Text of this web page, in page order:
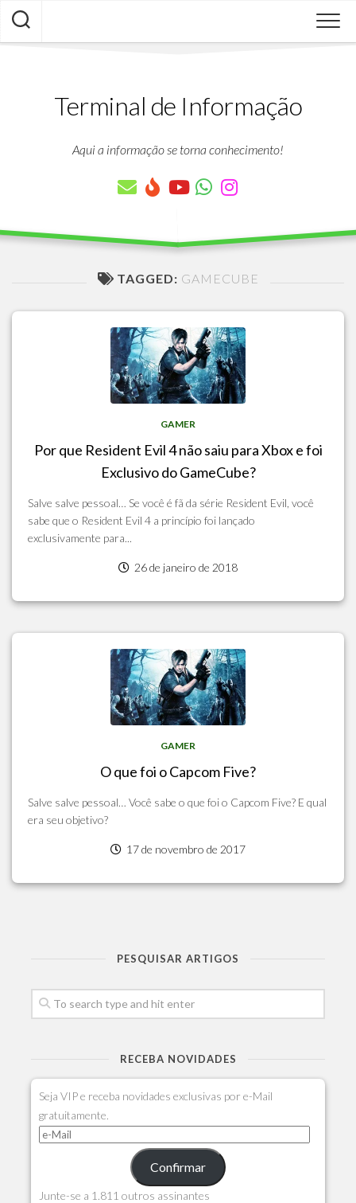
Skip
content
Terminal de Informação
Aqui a informação se torna conhecimento!
TAGGED: GAMECUBE
GAMER
Por que Resident Evil 4 não saiu para Xbox e foi
Exclusivo do GameCube?
Salve salve pessoal… Se você é fã da série Resident Evil, você
sabe que o Resident Evil 4 a princípio foi lançado
exclusivamente para...
26 de janeiro de 2018
GAMER
O que foi o Capcom Five?
Salve salve pessoal… Você sabe o que foi o Capcom Five? E qual
era seu objetivo?
17 de novembro de 2017
PESQUISAR ARTIGOS
RECEBA NOVIDADES
Seja VIP e receba novidades exclusivas por e-Mail
gratuitamente.
Confirmar
Junte-se a 1.811 outros assinantes